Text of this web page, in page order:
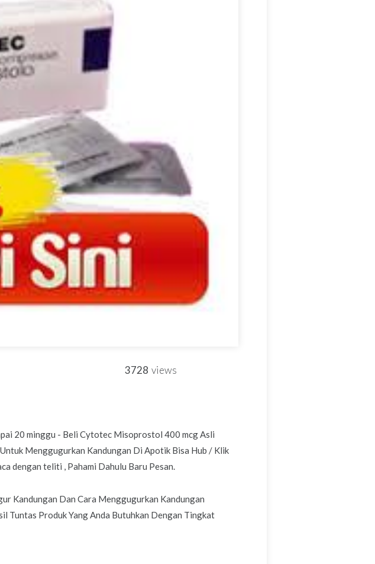
3728 views
20 minggu - Beli Cytotec Misoprostol 400 mcg Asli
Menggugurkan Kandungan Di Apotik Bisa Hub / Klik
dengan teliti , Pahami Dahulu Baru Pesan.
Kandungan Dan Cara Menggugurkan Kandungan
Tuntas Produk Yang Anda Butuhkan Dengan Tingkat